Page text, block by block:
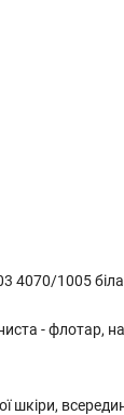
4070/1005 біла
- флотар,
шкіри,